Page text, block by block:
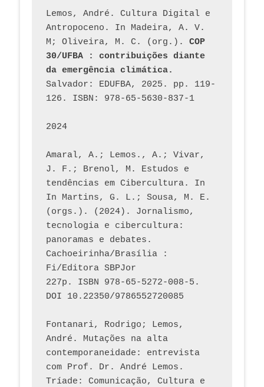
Lemos, André. Cultura Digital e
Antropoceno. In Madeira, A. V.
M; Oliveira, M. C. (org.). COP
30/UFBA : contribuições diante
da emergência climática.
Salvador: EDUFBA, 2025. pp. 119-
126. ISBN: 978-65-5630-837-1
2024
Amaral, A.; Lemos., A.; Vivar,
J. F.; Brenol, M. Estudos e
tendências em Cibercultura. In
In Martins, G. L.; Sousa, M. E.
(orgs.). (2024). Jornalismo,
tecnologia e cibercultura:
panoramas e debates.
Cachoeirinha/Brasília :
Fi/Editora SBPJor
227p. ISBN 978-65-5272-008-5.
DOI 10.22350/9786552720085
Fontanari, Rodrigo; Lemos,
André. Mutações na alta
contemporaneidade: entrevista
com Prof. Dr. André Lemos.
Tríade: Comunicação, Cultura e